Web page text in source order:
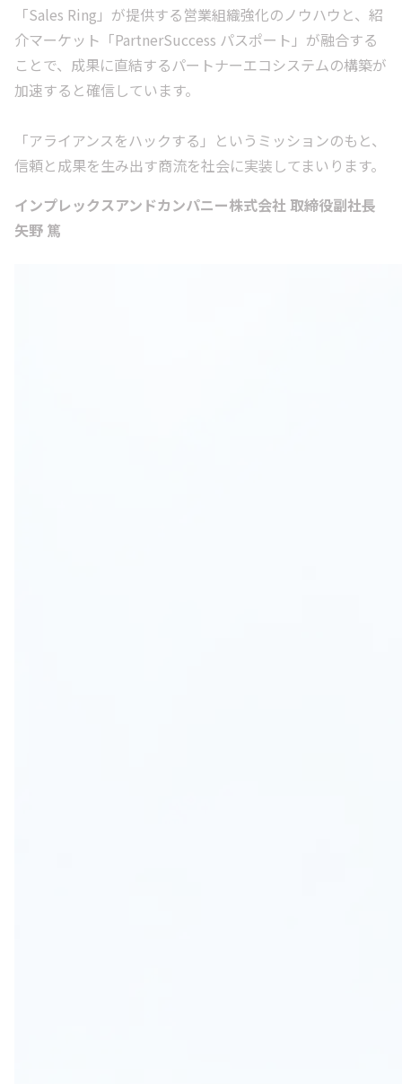
「Sales Ring」が提供する営業組織強化のノウハウと、紹
介マーケット「PartnerSuccess パスポート」が融合する
ことで、成果に直結するパートナーエコシステムの構築が
加速すると確信しています。
「アライアンスをハックする」というミッションのもと、
信頼と成果を生み出す商流を社会に実装してまいります。
インプレックスアンドカンパニー株式会社 取締役副社長
矢野 篤